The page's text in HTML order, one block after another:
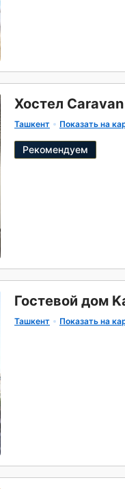
Хостел Caravan
Ташкент Показать на
Рекомендуем
Гостевой дом
Ташкент Показать на